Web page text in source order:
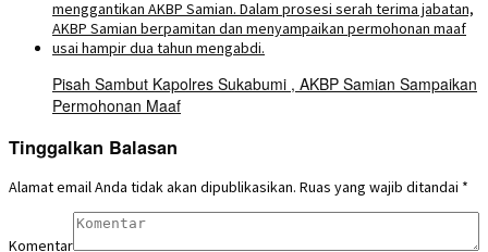
Pisah Sambut Kapolres Sukabumi , AKBP Samian Sampaikan
Permohonan Maaf
Tinggalkan Balasan
Alamat email Anda tidak akan dipublikasikan. Ruas yang wajib ditandai *
Komentar